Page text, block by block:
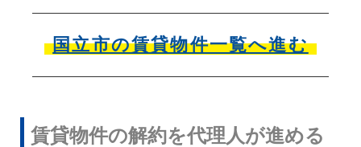
国立市の賃貸物件一覧へ進む
賃貸物件の解約を代理人が進める